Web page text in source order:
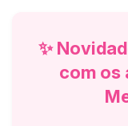
✨
com os